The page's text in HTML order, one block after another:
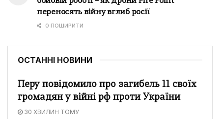
переносять війну вглиб росії
0 ПОШИРИТИ
ОСТАННІ НОВИНИ
Перу повідомило про загибель 11 своїх
громадян у війні рф проти України
30 ХВИЛИН ТОМУ